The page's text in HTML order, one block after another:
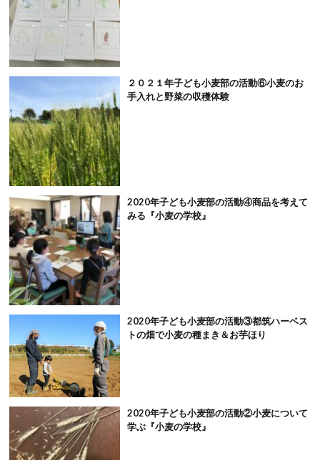
２０２１年子ども小麦部の活動⑥小麦のお
手入れと野菜の収穫体験
2020年子ども小麦部の活動④商品を考えて
みる『小麦の学校』
2020年子ども小麦部の活動③都筑ハーベス
トの畑で小麦の種まき＆お芋ほり
2020年子ども小麦部の活動②小麦について
学ぶ『小麦の学校』